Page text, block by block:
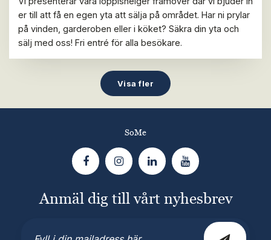
er till att få en egen yta att sälja på området. Har ni prylar
på vinden, garderoben eller i köket? Säkra din yta och
sälj med oss! Fri entré för alla besökare.
Visa fler
SoMe
Anmäl dig till vårt nyhesbrev